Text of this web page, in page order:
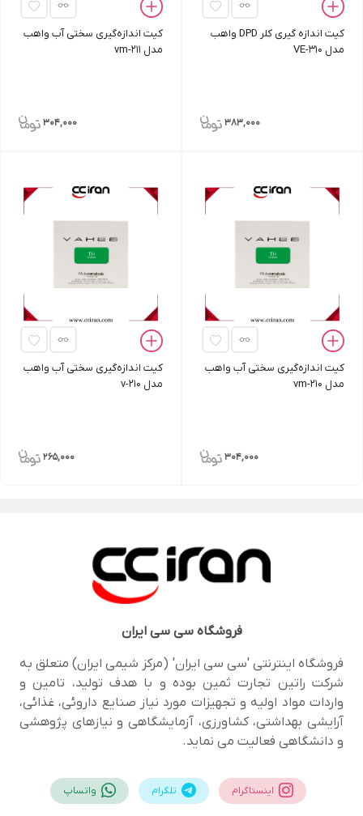
کیت اندازه‌ گیری کلر DPD واهب
مدل VE-310
383,000
کیت اندازه‌گیری سختی آب واهب
مدل vm-211
304,000
کیت اندازه‌گیری سختی آب واهب
مدل vm-210
304,000
کیت اندازه‌گیری سختی آب واهب
مدل v-210
265,000
فروشگاهسی سی ایران
فروشگاه اینترنتی 'سی سی ایران' (مرکز شیمی ایران) متعلق به
شرکت راتین تجارت ثمین بوده و با هدف تولید، تامین و
واردات مواد اولیه و تجهیزات مورد نیاز صنایع داروئی، غذائی،
آرایشی بهداشتی، کشاورزی، آزمایشگاهی و نیازهای پژوهشی
و دانشگاهی فعالیت می نماید.
اینستاگرام تلگرام واتساپ